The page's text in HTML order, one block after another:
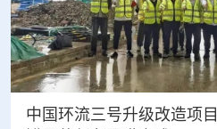
中国环流三号升级改造项